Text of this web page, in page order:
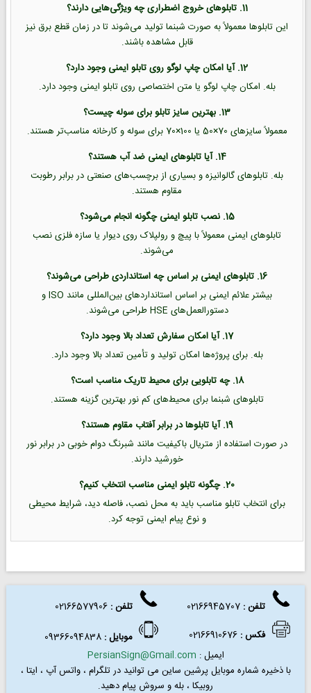
11. تابلوهای خروج اضطراری چه ویژگی‌هایی دارند؟
این تابلوها معمولاً به صورت شبنما تولید می‌شوند تا در زمان قطع برق نیز
قابل مشاهده باشند.
12. آیا امکان چاپ لوگو روی تابلو ایمنی وجود دارد؟
بله. امکان چاپ لوگو یا متن اختصاصی روی تابلو ایمنی وجود دارد.
13. بهترین سایز تابلو برای سوله چیست؟
معمولاً سایزهای 70×50 یا 100×70 برای سوله و کارخانه مناسب‌تر هستند.
14. آیا تابلوهای ایمنی ضد آب هستند؟
بله. تابلوهای گالوانیزه و بسیاری از برچسب‌های صنعتی در برابر رطوبت
مقاوم هستند.
15. نصب تابلو ایمنی چگونه انجام می‌شود؟
تابلوهای ایمنی معمولاً با پیچ و رولپلاک روی دیوار یا سازه فلزی نصب
می‌شوند.
16. تابلوهای ایمنی بر اساس چه استانداردی طراحی می‌شوند؟
بیشتر علائم ایمنی بر اساس استانداردهای بین‌المللی مانند ISO و
دستورالعمل‌های HSE طراحی می‌شوند.
17. آیا امکان سفارش تعداد بالا وجود دارد؟
بله. برای پروژه‌ها امکان تولید و تأمین تعداد بالا وجود دارد.
18. چه تابلویی برای محیط تاریک مناسب است؟
تابلوهای شبنما برای محیط‌های کم نور بهترین گزینه هستند.
19. آیا تابلوها در برابر آفتاب مقاوم هستند؟
در صورت استفاده از متریال باکیفیت مانند شبرنگ دوام خوبی در برابر نور
خورشید دارند.
20. چگونه تابلو ایمنی مناسب انتخاب کنیم؟
برای انتخاب تابلو مناسب باید به محل نصب، فاصله دید، شرایط محیطی
و نوع پیام ایمنی توجه کرد.
تلفن : تلفن:
02166577906
فکس:
02166910676 موبایل :
ایمیل : PersianSign@Gmail.com
با ذخیره شماره موبایل پرشین ساین می توانید درتلگرام ، واتس آپ ، ایتا ،
روبیکا ، بله و سروش پیام دهید.